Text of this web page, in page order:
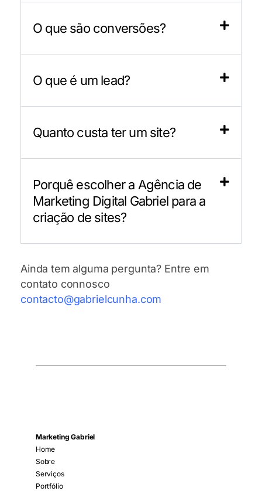
O que são conversões?
O que é um lead?
Quanto custa ter um site?
Porquê escolher a Agência de
Marketing Digital Gabriel para a
criação de sites?
Ainda tem alguma pergunta? Entre em
contato connosco
contacto@gabrielcunha.com
Marketing Gabriel
Home
Sobre
Serviços
Portfólio